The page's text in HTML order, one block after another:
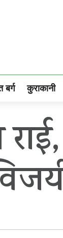
बर्ग कुराकानी